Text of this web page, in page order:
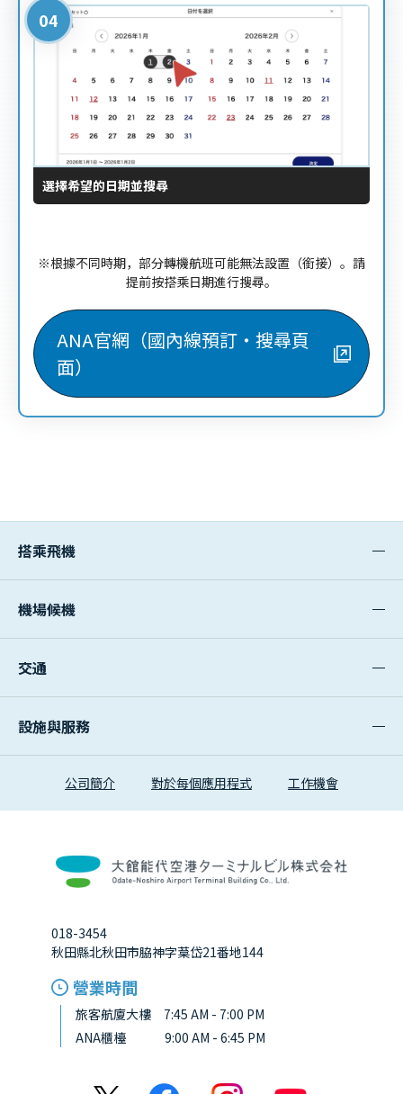
選擇希望的日期並搜尋
※根據不同時期，部分轉機航班可能無法設置（銜接）。請
提前按搭乘日期進行搜尋。
ANA官網（國內線預訂・搜尋頁
面）
搭乘飛機
機場候機
交通
設施與服務
公司簡介 對於每個應用程式 工作機會
018-3454
秋田縣北秋田市脇神字葈岱21番地144
營業時間
旅客航廈大樓 7:45 AM - 7:00 PM
ANA櫃檯 9:00 AM - 6:45 PM